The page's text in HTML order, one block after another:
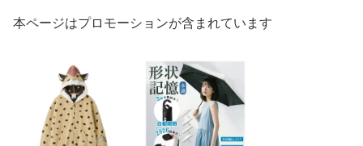
本ページはプロモーションが含まれています